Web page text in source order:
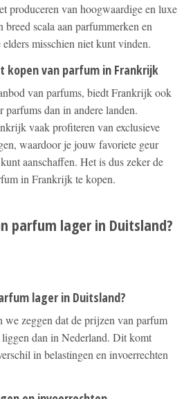
produceren van hoogwaardige en luxe
scala aan parfummerken en
elders misschien niet kunt vinden.
kopen van parfum in Frankrijk
van parfums, biedt Frankrijk ook
dan in andere landen.
vaak profiteren van exclusieve
waardoor je jouw favoriete geur
aanschaffen. Het is dus zeker de
in Frankrijk te kopen.
parfum lager in Duitsland?
lager in Duitsland?
we zeggen dat de prijzen van parfum
dan in Nederland. Dit komt
in belastingen en invoerrechten